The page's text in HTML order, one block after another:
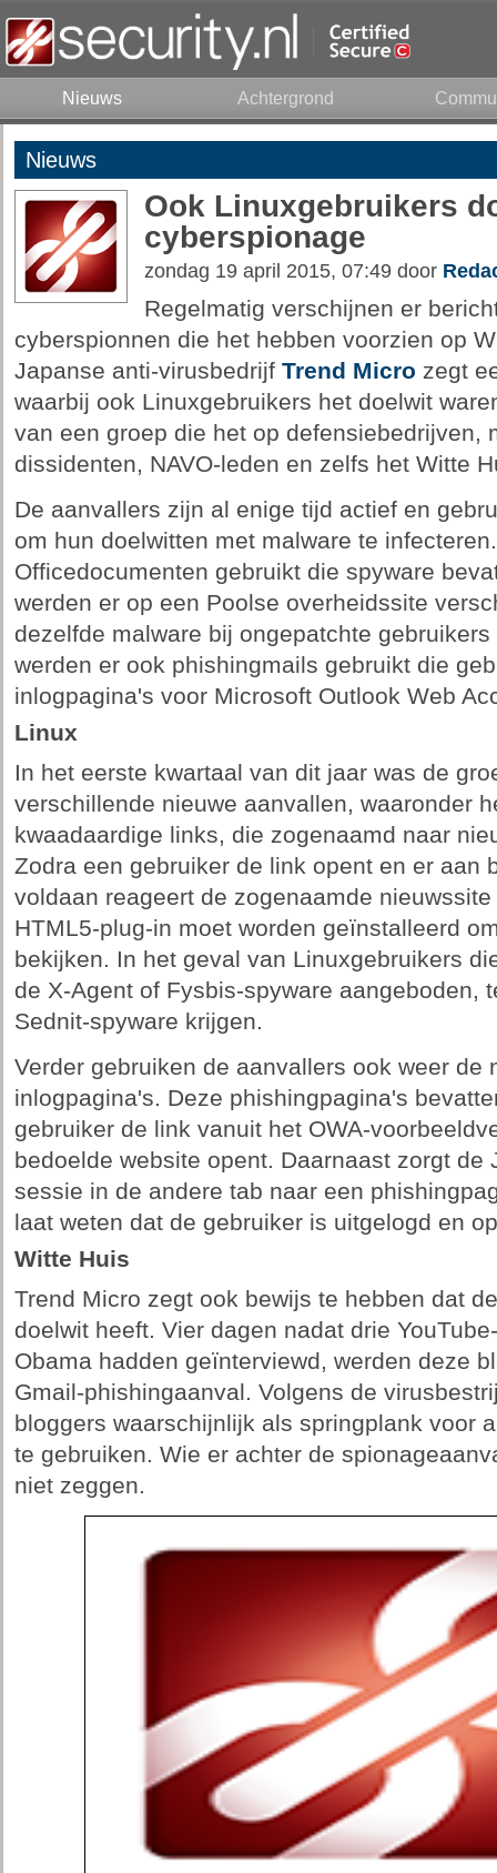
Nieuws Achtergrond
Nieuws
Ook Linuxgebruikers
cyberspionage
zondag 19 april 2015, 07:49 door
Regelmatig verschijnen er
cyberspionnen die het hebben voorzien op
Japanse anti-virusbedrijf Trend Micro zegt
waarbij ook Linuxgebruikers het doelwit
van een groep die het op defensiebedrijven,
dissidenten, NAVO-leden en zelfs het Witte
De aanvallers zijn al enige tijd actief en
om hun doelwitten met malware te
Officedocumenten gebruikt die spyware
werden er op een Poolse overheidssite
dezelfde malware bij ongepatchte
werden er ook phishingmails gebruikt die
inlogpagina's voor Microsoft Outlook Web
Linux
In het eerste kwartaal van dit jaar was de
verschillende nieuwe aanvallen, waaronder
kwaadaardige links, die zogenaamd naar
Zodra een gebruiker de link opent en er aan
voldaan reageert de zogenaamde
HTML5-plug-in moet worden geïnstalleerd
bekijken. In het geval van Linuxgebruikers
de X-Agent of Fysbis-spyware aangeboden,
Sednit-spyware krijgen.
Verder gebruiken de aanvallers ook weer de
inlogpagina's. Deze phishingpagina's
gebruiker de link vanuit het OWA-
bedoelde website opent. Daarnaast zorgt de
sessie in de andere tab naar een
laat weten dat de gebruiker is uitgelogd en
Witte Huis
Trend Micro zegt ook bewijs te hebben dat
doelwit heeft. Vier dagen nadat drie
Obama hadden geïnterviewd, werden deze
Gmail-phishingaanval. Volgens de
bloggers waarschijnlijk als springplank voor
te gebruiken. Wie er achter de
niet zeggen.